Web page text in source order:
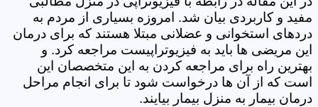
مفید و کاربردی بیان شد. امروزه بسیاری از مردم به
دردهای استخوانی و عضلانی مبتلا هستند که برای درمان
این مریضی ها باید به فیزیوتراپیست مراجعه کرد. و
بهترین راه برای مراجعه کردن به این متخصصان این
است که از آن ها درخواست شود تا برای انجام مراحل
درمان بیمار به منزل بیمار بیایند.